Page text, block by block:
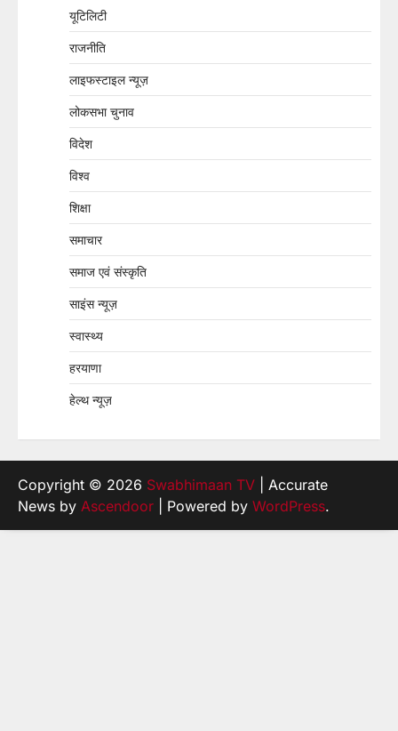
यूटिलिटी
राजनीति
लाइफस्टाइल न्यूज़
लोकसभा चुनाव
विदेश
विश्व
शिक्षा
समाचार
समाज एवं संस्कृति
साइंस न्यूज़
स्वास्थ्य
हरयाणा
हेल्थ न्यूज़
Copyright © 2026 Swabhimaan TV | Accurate
News by Ascendoor | Powered by WordPress.